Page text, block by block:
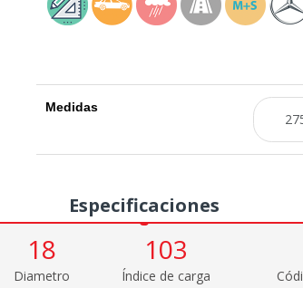
Medidas
Especificaciones
18
Diametro
103
Índice de carga